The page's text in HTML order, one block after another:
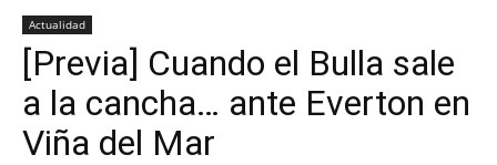
Actualidad
[Previa] Cuando el Bulla sale
a la cancha… ante Everton en
Viña del Mar